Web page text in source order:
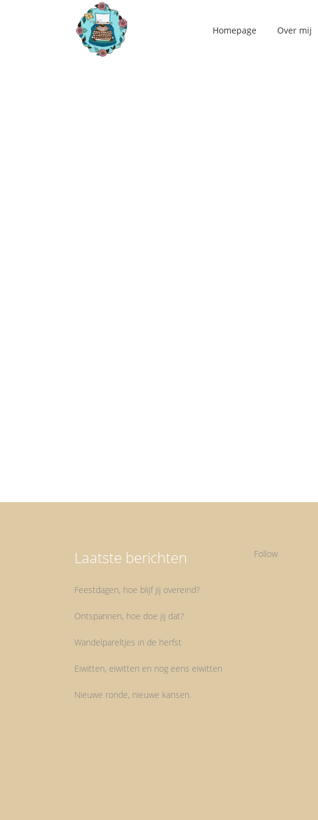
Homepage Over mij
Laatste berichten
Feestdagen, hoe blijf jij overeind?
Ontspannen, hoe doe jij dat?
Wandelpareltjes in de herfst
Eiwitten, eiwitten en nog eens eiwitten
Nieuwe ronde, nieuwe kansen.
Follow